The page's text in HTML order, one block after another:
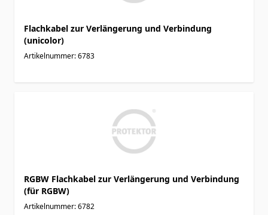
Flachkabel zur Verlängerung und Verbindung
(unicolor)
Artikelnummer: 6783
RGBW Flachkabel zur Verlängerung und Verbindung
(für RGBW)
Artikelnummer: 6782